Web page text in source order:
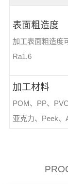
表面粗造度
加工表面粗造度
Ra1.6
加工材料
POM、PP、
亚克力、Peek、